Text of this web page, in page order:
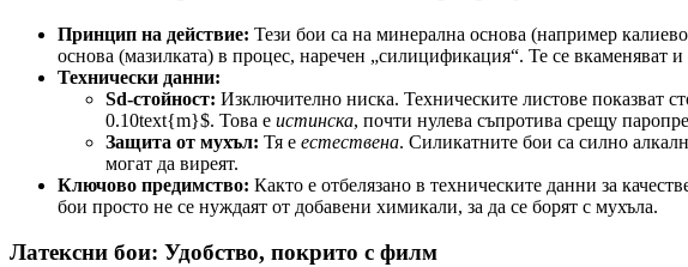
Принцип на действие: Тези бои са на минерална основа (например
основа (мазилката) в процес, наречен „силицификация“. Те се вкаменяват и
Технически данни:
Sd-стойност: Изключително ниска. Техническите листове показват
0.10text{m}$. Това е истинска, почти нулева съпротива срещу
Защита от мухъл: Тя е естествена. Силикатните бои са силно
могат да виреят.
Ключово предимство: Както е отбелязано в техническите данни за
бои просто не се нуждаят от добавени химикали, за да се борят с мухъла.
Латексни бои: Удобство, покрито с филм